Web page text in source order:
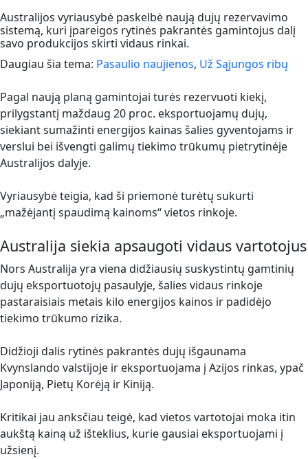
Australijos vyriausybė paskelbė naują dujų rezervavimo
sistemą, kuri įpareigos rytinės pakrantės gamintojus dalį
savo produkcijos skirti vidaus rinkai.
Daugiau šia tema: Pasaulio naujienos, Už Sąjungos ribų
Pagal naują planą gamintojai turės rezervuoti kiekį,
prilygstantį maždaug 20 proc. eksportuojamų dujų,
siekiant sumažinti energijos kainas šalies gyventojams ir
verslui bei išvengti galimų tiekimo trūkumų pietrytinėje
Australijos dalyje.
Vyriausybė teigia, kad ši priemonė turėtų sukurti
„mažėjantį spaudimą kainoms“ vietos rinkoje.
Australija siekia apsaugoti vidaus vartotojus
Nors Australija yra viena didžiausių suskystintų gamtinių
dujų eksportuotojų pasaulyje, šalies vidaus rinkoje
pastaraisiais metais kilo energijos kainos ir padidėjo
tiekimo trūkumo rizika.
Didžioji dalis rytinės pakrantės dujų išgaunama
Kvynslando valstijoje ir eksportuojama į Azijos rinkas, ypač
Japoniją, Pietų Korėją ir Kiniją.
Kritikai jau anksčiau teigė, kad vietos vartotojai moka itin
aukštą kainą už išteklius, kurie gausiai eksportuojami į
užsienį.